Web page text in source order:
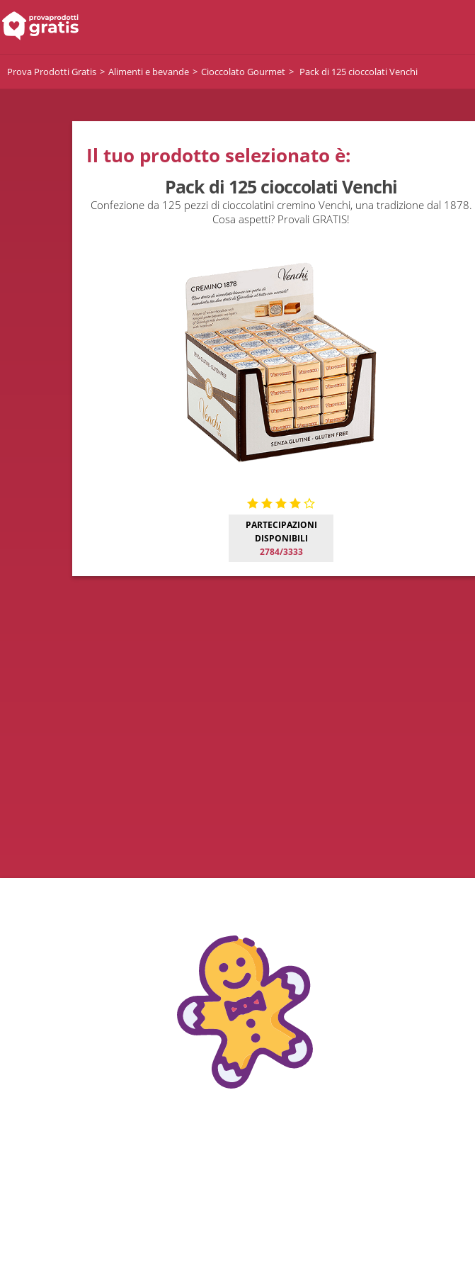
Prova Prodotti Gratis Alimenti e bevande Cioccolato Gourmet Pack di 125 cioccolati Venchi
Il tuo prodotto selezionato è:
Pack di 125 cioccolati Venchi
Confezione da 125 pezzi di cioccolatini cremino Venchi, una tradizione dal 1878.
Cosa aspetti? Provali GRATIS!
PARTECIPAZIONI
DISPONIBILI
2784/3333
© provaprodottigratis.it 2023 | All Rights Reserved.